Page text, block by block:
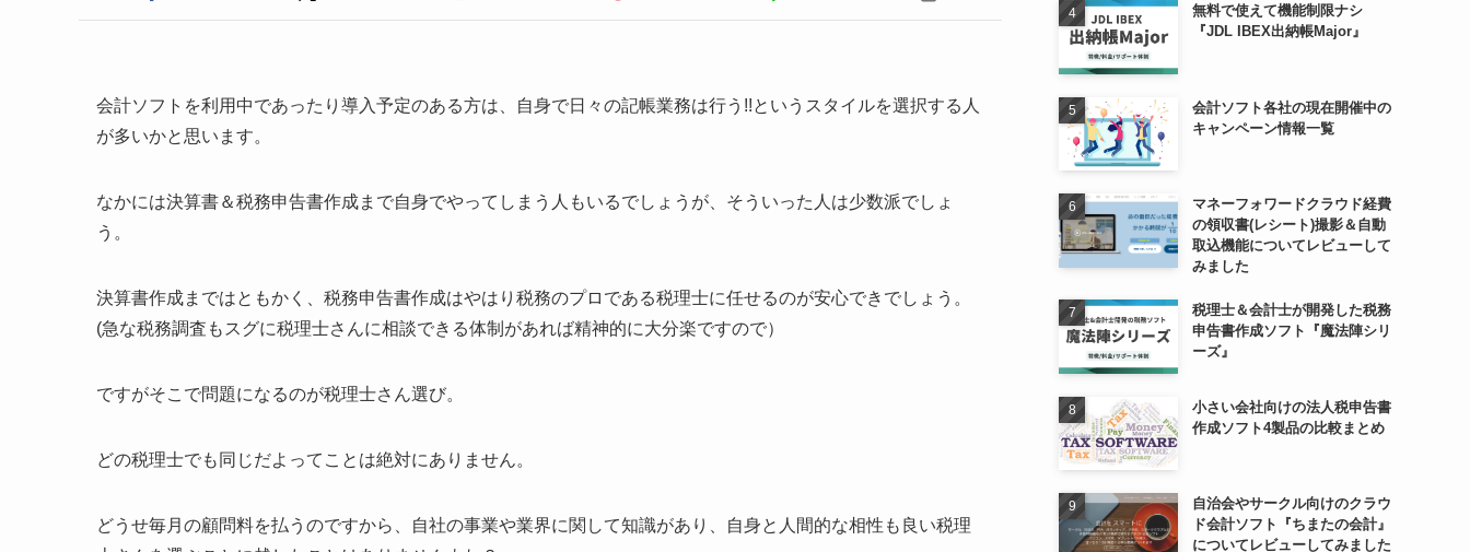
会計ソフトを利用中であったり導入予定のある方は、自身で日々の記帳業務は行う!!というスタイルを選択する人
が多いかと思います。
なかには決算書＆税務申告書作成まで自身でやってしまう人もいるでしょうが、そういった人は少数派でしょ
う。
決算書作成まではともかく、税務申告書作成はやはり税務のプロである税理士に任せるのが安心できでしょう。
(急な税務調査もスグに税理士さんに相談できる体制があれば精神的に大分楽ですので）
ですがそこで問題になるのが税理士さん選び。
どの税理士でも同じだよってことは絶対にありません。
どうせ毎月の顧問料を払うのですから、自社の事業や業界に関して知識があり、自身と人間的な相性も良い税理
無料で使えて機能制限ナシ
『JDL IBEX出納帳Major』
会計ソフト各社の現在開催中の
キャンペーン情報一覧
マネーフォワードクラウド経費
の領収書(レシート)撮影＆自動
取込機能についてレビューして
みました
税理士＆会計士が開発した税務
申告書作成ソフト『魔法陣シリ
ーズ』
小さい会社向けの法人税申告書
作成ソフト4製品の比較まとめ
自治会やサークル向けのクラウ
ド会計ソフト『ちまたの会計』
についてレビューしてみました